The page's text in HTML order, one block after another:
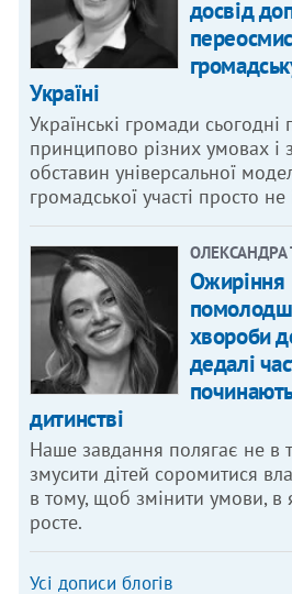
досвід
Україні
Українські громади
принципово різних умовах і
обставин універсальної
громадської участі просто не
ОЛЕКСАНДРА
Ожиріння
хвороби
дедалі
дитинстві
Наше завдання полягає не в
змусити дітей соромитися
в тому, щоб змінити умови, в
росте.
Усі дописи блогів